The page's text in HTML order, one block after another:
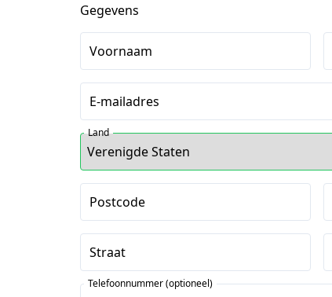
Gegevens
Voornaam
E-mailadres
Land
Postcode
Straat
Telefoonnummer (optioneel)